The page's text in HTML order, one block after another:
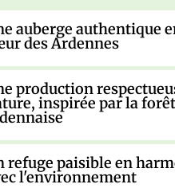
auberge authentique
des Ardennes
production
inspirée par la forêt
refuge paisible en
l'environnement